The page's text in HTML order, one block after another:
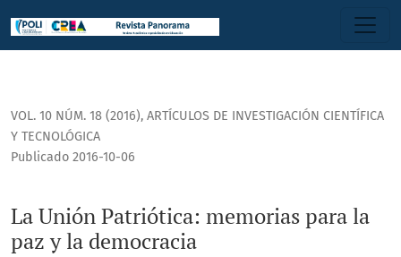
VOL. 10 NÚM. 18 (2016), ARTÍCULOS DE INVESTIGACIÓN CIENTÍFICA
Y TECNOLÓGICA
La Unión Patriótica: memorias para la
paz y la democracia
Publicado 2016-10-06